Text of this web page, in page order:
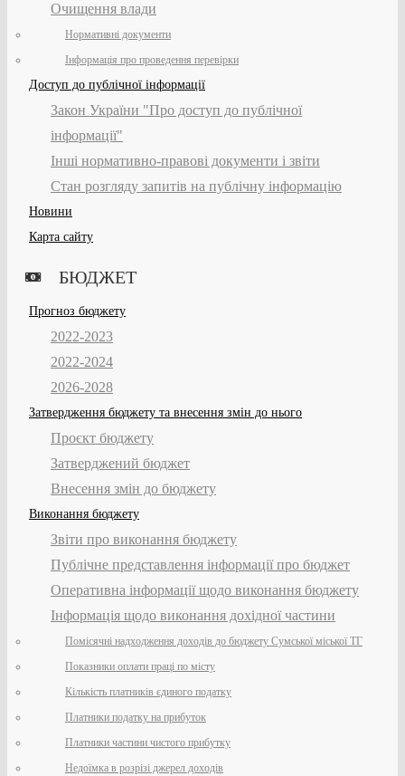
Очищення влади
Нормативні документи
Інформація про проведення перевірки
Доступ до публічної інформації
Закон України "Про доступ до публічної
інформації"
Інші нормативно-правові документи і звіти
Стан розгляду запитів на публічну інформацію
Новини
Карта сайту
БЮДЖЕТ
Прогноз бюджету
2022-2023
2022-2024
2026-2028
Затвердження бюджету та внесення змін до нього
Проєкт бюджету
Затверджений бюджет
Внесення змін до бюджету
Виконання бюджету
Звіти про виконання бюджету
Публічне представлення інформації про бюджет
Оперативна інформації щодо виконання бюджету
Інформація щодо виконання дохідної частини
Помісячні надходження доходів до бюджету Сумської міської ТГ
Показники оплати праці по місту
Кількість платників єдиного податку
Платники податку на прибуток
Платники частини чистого прибутку
Недоїмка в розрізі джерел доходів